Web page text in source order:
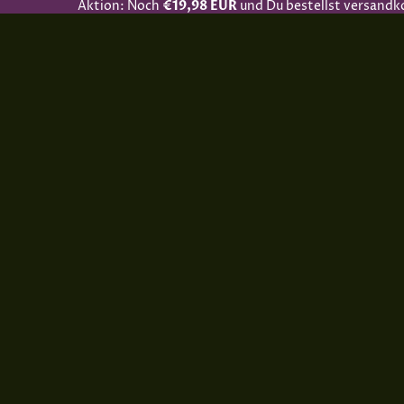
Aktion: Noch €19,98 EUR und Du bestellst